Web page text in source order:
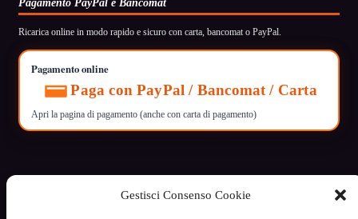
Gestisci Consenso Cookie
Pagamento PayPal e Bancomat
Ricarica online in modo rapido e sicuro con carta, bancomat o PayPal.
Pagamento online
Paga con PayPal / Bancomat / Carta
Apri la pagina di pagamento (anche con carta di pagamento)